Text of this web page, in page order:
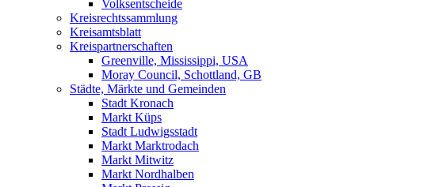
Volksentscheide
Kreisrechtssammlung
Kreisamtsblatt
Kreispartnerschaften
Greenville, Mississippi, USA
Moray Council, Schottland, GB
Städte, Märkte und Gemeinden
Stadt Kronach
Markt Küps
Stadt Ludwigsstadt
Markt Marktrodach
Markt Mitwitz
Markt Nordhalben